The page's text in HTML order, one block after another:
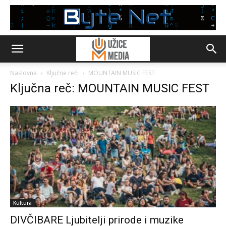
Naslovna Ključne reči MOUNTAIN MUSIC FEST
Ključna reč: MOUNTAIN MUSIC FEST
Kultura
DIVČIBARE Ljubitelji prirode i muzike